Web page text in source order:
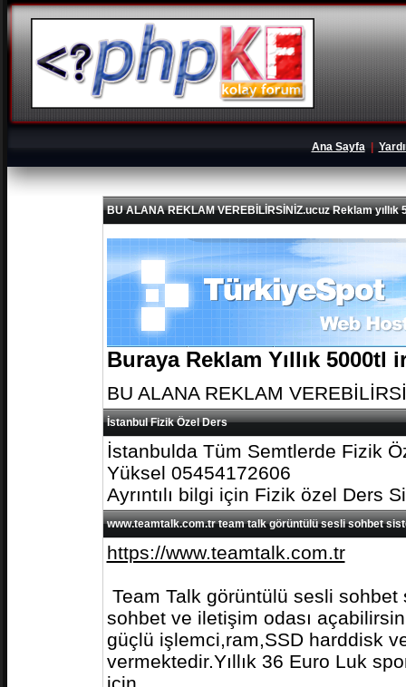
Ana Sayfa|
BU ALANA REKLAM VEREBİLİRSİNİZ.ucuz Reklam yıllık
Buraya Reklam Yıllık
BU ALANA REKLAM
İstanbul Fizik Özel Ders
İstanbulda Tüm Semtlerde Fizik
Yüksel 05454172606
Ayrıntılı bilgi için Fizik özel Ders
www.teamtalk.com.tr team talk görüntülü sesli sohbet
https://www.teamtalk.com.tr
Team Talk görüntülü sesli
sohbet ve iletişim odası
güçlü işlemci,ram,SSD harddisk
vermektedir.Yıllık 36 Euro Luk